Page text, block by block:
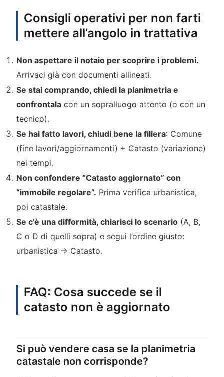
Consigli operativi per non farti
mettere all’angolo in trattativa
Non aspettare il notaio per scoprire i problemi.
Arrivaci già con documenti allineati.
Se stai comprando, chiedi la planimetria e
confrontalacon un sopralluogo attento (o con un
tecnico).
Se hai fatto lavori, chiudi bene la filiera: Comune
(fine lavori/aggiornamenti) + Catasto (variazione)
nei tempi.
Non confondere “Catasto aggiornato” con
“immobile regolare”. Prima verifica urbanistica,
poi catastale.
Se c’è una difformità, chiarisci lo scenario(A, B,
C o D di quelli sopra) e segui l’ordine giusto:
urbanistica → Catasto.
FAQ: Cosa succede se il
catasto non è aggiornato
Si può vendere casa se la planimetria
catastale non corrisponde?